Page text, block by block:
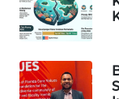
MASYARAKAT
KELISTRIKAN
WALINKI
ID